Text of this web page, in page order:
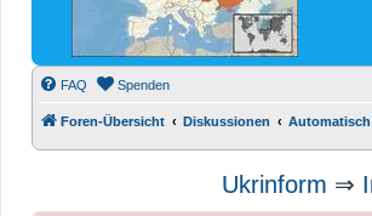
FAQ Spenden
Foren-Übersicht Diskussionen
Ukrinform ⇒